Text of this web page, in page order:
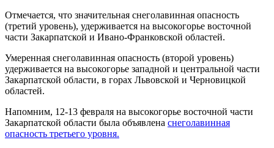
Отмечается, что значительная снеголавинная опасность
(третий уровень), удерживается на высокогорье восточной
части Закарпатской и Ивано-Франковской областей.
Умеренная снеголавинная опасность (второй уровень)
удерживается на высокогорье западной и центральной части
Закарпатской области, в горах Львовской и Черновицкой
областей.
Напомним, 12-13 февраля на высокогорье восточной части
Закарпатской области была объявлена снеголавинная
опасность третьего уровня.